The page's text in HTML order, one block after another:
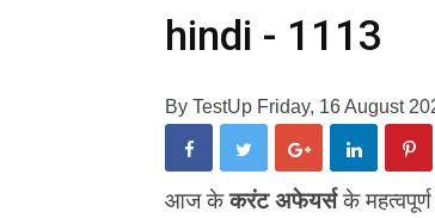
hindi - 1113
By TestUp Friday, 16 August
आज केकरंट अफेयर्सके